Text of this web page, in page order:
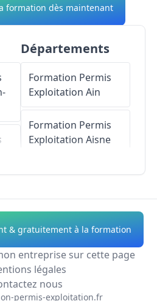
formation dès maintenant
Départements
Formation Permis
Exploitation Ain
Formation Permis
Exploitation Aisne
Formation Permis
ExploitationAlpes-
de-Haute-Provence
Formation Permis
Exploitation Hautes-
& gratuitement à la formation
entreprise sur cette page
légales
nous
permis-exploitation.fr